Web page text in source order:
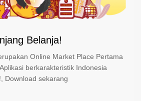
Belanja!
Online Market Place Pertama
berkarakteristik Indonesia
Download sekarang